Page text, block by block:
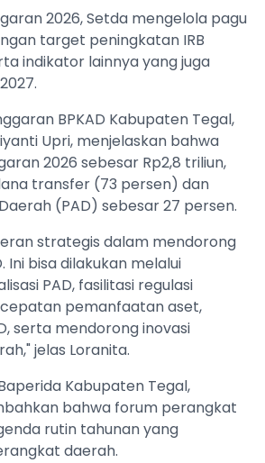
2026, Setda mengelola pagu
target peningkatan IRB
indikator lainnya yang juga
BPKAD Kabupaten Tegal,
Upri, menjelaskan bahwa
2026 sebesar Rp2,8 triliun,
transfer (73 persen) dan
(PAD) sebesar 27 persen.
strategis dalam mendorong
Ini bisa dilakukan melalui
PAD, fasilitasi regulasi
pemanfaatan aset,
serta mendorong inovasi
jelas Loranita.
Kabupaten Tegal,
bahwa forum perangkat
rutin tahunan yang
daerah.